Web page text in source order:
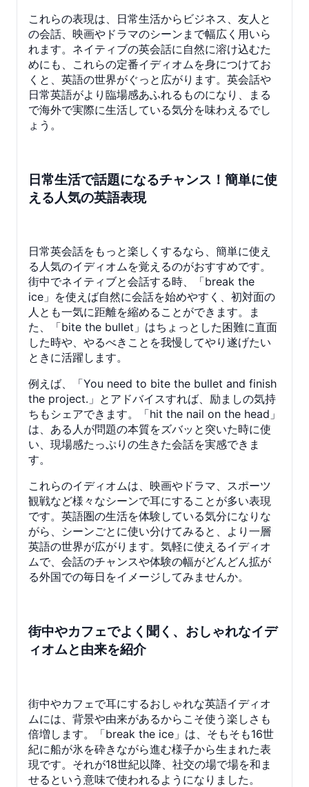
これらの表現は、日常生活からビジネス、友人と
の会話、映画やドラマのシーンまで幅広く用いら
れます。ネイティブの英会話に自然に溶け込むた
めにも、これらの定番イディオムを身につけてお
くと、英語の世界がぐっと広がります。英会話や
日常英語がより臨場感あふれるものになり、まる
で海外で実際に生活している気分を味わえるでし
ょう。
日常生活で話題になるチャンス！簡単に使
える人気の英語表現
日常英会話をもっと楽しくするなら、簡単に使え
る人気のイディオムを覚えるのがおすすめです。
街中でネイティブと会話する時、「break the
ice」を使えば自然に会話を始めやすく、初対面の
人とも一気に距離を縮めることができます。ま
た、「bite the bullet」はちょっとした困難に直面
した時や、やるべきことを我慢してやり遂げたい
ときに活躍します。
例えば、「You need to bite the bullet and finish
the project.」とアドバイスすれば、励ましの気持
ちもシェアできます。「hit the nail on the head」
は、ある人が問題の本質をズバッと突いた時に使
い、現場感たっぷりの生きた会話を実感できま
す。
これらのイディオムは、映画やドラマ、スポーツ
観戦など様々なシーンで耳にすることが多い表現
です。英語圏の生活を体験している気分になりな
がら、シーンごとに使い分けてみると、より一層
英語の世界が広がります。気軽に使えるイディオ
ムで、会話のチャンスや体験の幅がどんどん拡が
る外国での毎日をイメージしてみませんか。
街中やカフェでよく聞く、おしゃれなイデ
ィオムと由来を紹介
街中やカフェで耳にするおしゃれな英語イディオ
ムには、背景や由来があるからこそ使う楽しさも
倍増します。「break the ice」は、そもそも16世
紀に船が氷を砕きながら進む様子から生まれた表
現です。それが18世紀以降、社交の場で場を和ま
せるという意味で使われるようになりました。